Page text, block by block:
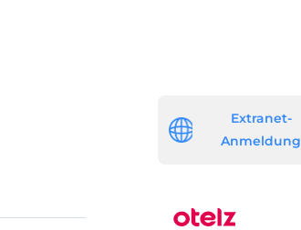
Extranet-
Anmeldung